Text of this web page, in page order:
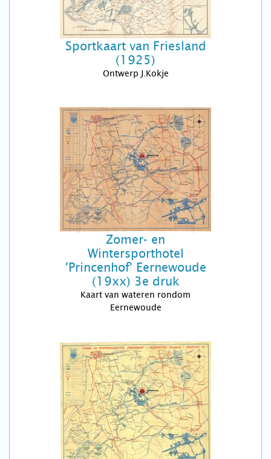
Sportkaart van Friesland
(1925)
Ontwerp J.Kokje
Zomer- en
Wintersporthotel
'Princenhof' Eernewoude
(19xx) 3e druk
Kaart van wateren rondom
Eernewoude